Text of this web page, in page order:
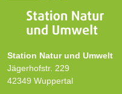
Station Natur und Umwelt
Jägerhofstr. 229
42349 Wuppertal